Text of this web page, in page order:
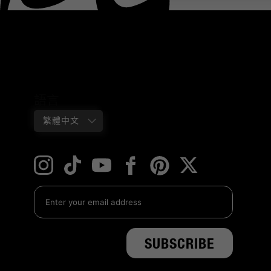
繁體中文
Instagram
TikTokYouTubeFacebook
PinterestTwitter